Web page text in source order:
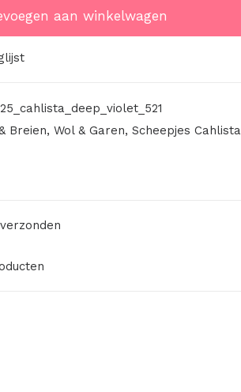
aan winkelwagen
Breien, Wol & Garen, Scheepjes Cahlista